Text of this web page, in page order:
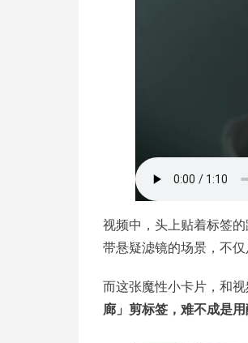
视频中，头上贴着标签
带悬疑滤镜的场景，不仅
而这张魔性小卡片，和
廊」剪标签，难不成是